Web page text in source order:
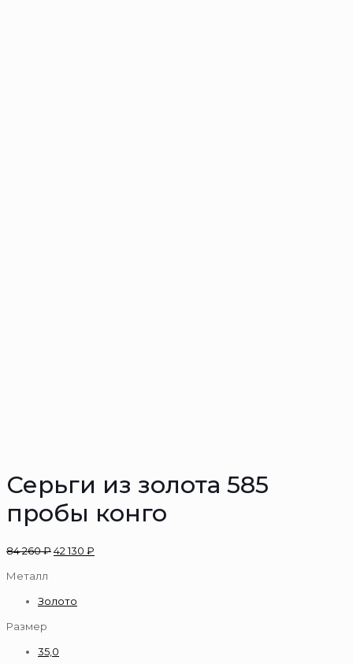
Серьги из золота 585
пробы конго
84 260₽42 130 ₽
Металл
Золото
Размер
35,0